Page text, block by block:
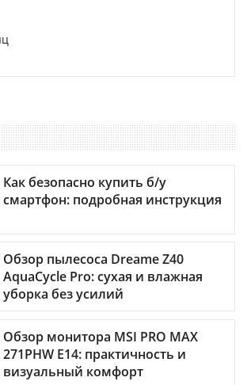
Как безопасно купить б/у
смартфон: подробная инструкция
Обзор пылесоса Dreame Z40
AquaCycle Pro: сухая и влажная
уборка без усилий
Обзор монитора MSI PRO MAX
271PHW E14: практичность и
визуальный комфорт